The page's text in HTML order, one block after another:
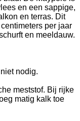
en een sappige,
en terras. Dit
per jaar
en meeldauw.
nodig.
meststof. Bij rijke
matig kalk toe